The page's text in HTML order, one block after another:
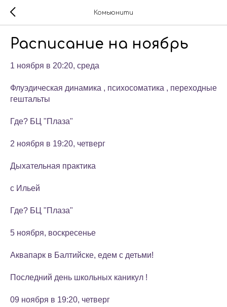
Комьюнити
Расписание на ноябрь
1 ноября в 20:20, среда
Флуэдическая динамика , психосоматика , переходные
гештальты
Где? БЦ "Плаза"
2 ноября в 19:20, четверг
Дыхательная практика
с Ильей
Где? БЦ "Плаза"
5 ноября, воскресенье
Аквапарк в Балтийске, едем с детьми!
Последний день школьных каникул !
09 ноября в 19:20, четверг